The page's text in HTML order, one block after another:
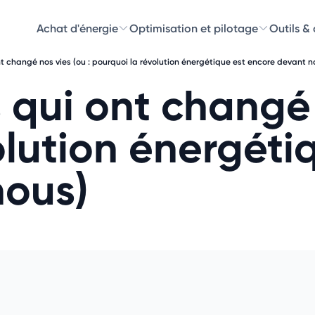
Achat d'énergie Optimisation et pilotage Outils &
changé nos vies (ou : pourquoi la révolution énergétique est encore devant
ont
Choisissez